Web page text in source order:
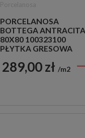
PORCELANOSA
BOTTEGA ANTRACITA
80X80 100323100
PŁYTKA GRESOWA
289,00 zł m2